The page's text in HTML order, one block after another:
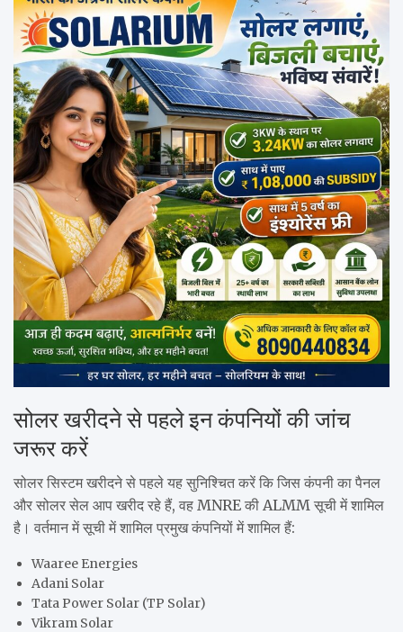
सोलर खरीदने से पहले इन कंपनियों की जांच
जरूर करें
सोलर सिस्टम खरीदने से पहले यह सुनिश्चित करें कि जिस कंपनी का पैनल
और सोलर सेल आप खरीद रहे हैं, वह MNRE की ALMM सूची में शामिल
है। वर्तमान में सूची में शामिल प्रमुख कंपनियों में शामिल हैं:
Waaree Energies
Adani Solar
Tata Power Solar (TP Solar)
Vikram Solar